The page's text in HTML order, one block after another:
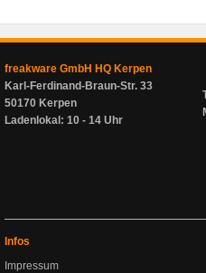
freakware GmbH HQ Kerpen
Karl-Ferdinand-Braun-Str. 33
50170 Kerpen
Ladenlokal: 10 - 14 Uhr
Infos
Impressum